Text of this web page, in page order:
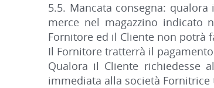
5.5. Mancata consegna:
merce nel magazzino indicato
Fornitore ed il Cliente non potrà
Il Fornitore tratterrà il
Qualora il Cliente richiedesse
immediata alla società